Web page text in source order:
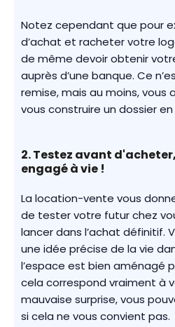
Notez cependant que pour
d’achat et racheter votre
de même devoir obtenir
auprès d’une banque. Ce
remise, mais au moins, vous
vous construire un dossier
2. Testez avant
engagé à vie !
La location-vente vous
de tester votre futur chez
lancer dans l’achat définitif.
une idée précise de la vie
l’espace est bien aménagé
cela correspond vraiment à
mauvaise surprise, vous
si cela ne vous convient pas.